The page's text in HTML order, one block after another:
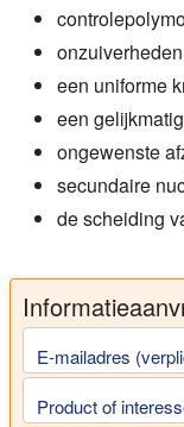
een uniforme
een
ongewenste
secundaire
de scheiding
E-mailadres
Product of